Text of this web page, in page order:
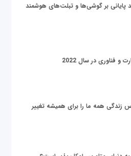
پایانی بر گوشی‌ها و تبلت‌های هوشمند
زندگی همه ما را برای همیشه تغییر